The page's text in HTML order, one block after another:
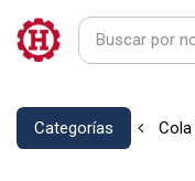
Categorías